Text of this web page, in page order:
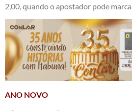
2,00, quando o apostador pode
ANO NOVO